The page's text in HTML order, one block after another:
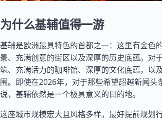
为什么基辅值得一游
基辅是欧洲最具特色的首都之一：这里有金色
景、充满创意的街区以及深厚的历史底蕴。对
筑、充满活力的咖啡馆、深厚的文化底蕴，以
围。即使在2026年，对于那些希望超越新闻
说，基辅依然是一个极具意义的目的地。
这座城市规模宏大且风格多样，最好提前规划